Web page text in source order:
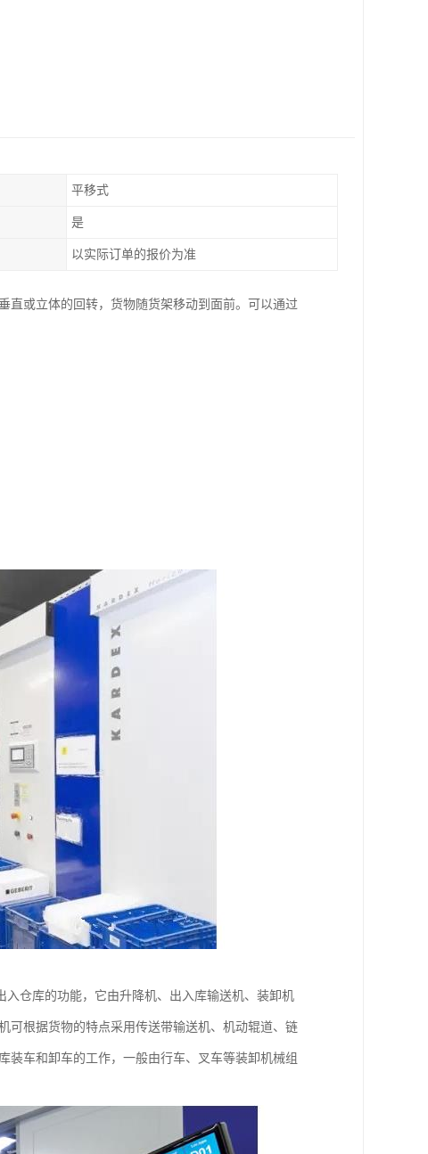
平移式
是
以实际订单的报价为准
直或立体的回转，货物随货架移动到面前。可以通过
仓库的功能，它由升降机、出入库输送机、装卸机
可根据货物的特点采用传送带输送机、机动辊道、链
装车和卸车的工作，一般由行车、叉车等装卸机械组